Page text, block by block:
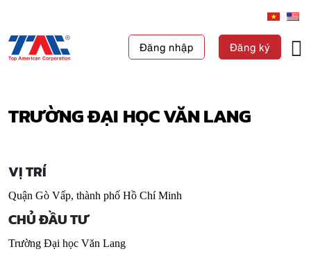
Đăng nhập Đăng ký
TRƯỜNG ĐẠI HỌC VĂN LANG
VỊ TRÍ
Quận Gò Vấp, thành phố Hồ Chí Minh
CHỦ ĐẦU TƯ
Trường Đại học Văn Lang